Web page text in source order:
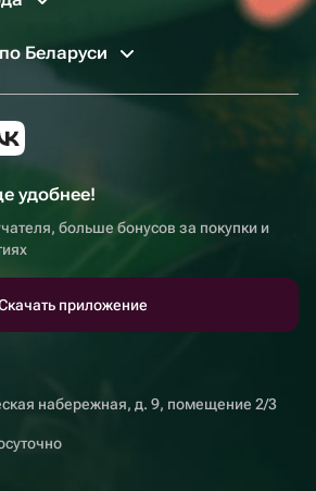
Беларуси
удобнее!
больше бонусов за покупки и
приложение
набережная, д. 9, помещение 2/3